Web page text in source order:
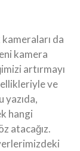
da
kamera
artırmayı
ve
yazıda,
hangi
atacağız.